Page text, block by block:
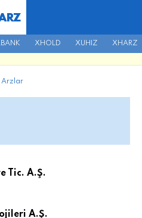
XHOLD XUHIZ XHARZ
Arzlar
Tic. A.Ş.
A.Ş.